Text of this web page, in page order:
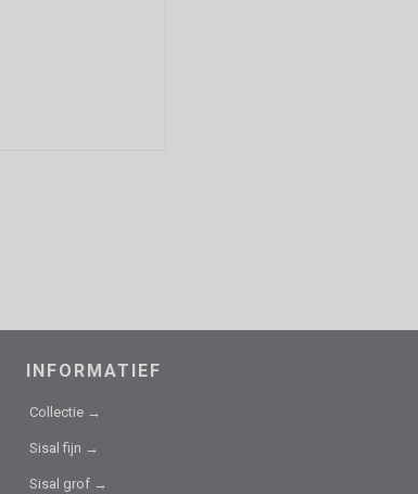
INFORMATIEF
Collectie →
Sisal fijn →
Sisal grof →